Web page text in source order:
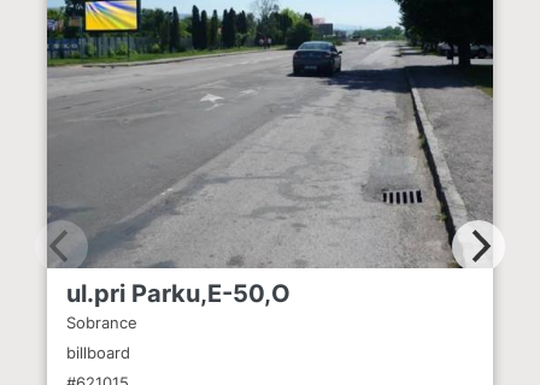
ul.pri Parku,E-50,O
Sobrance
billboard